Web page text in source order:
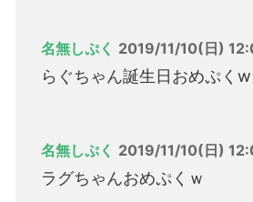
名無しぷく 2019/11/10(日)
らぐちゃん誕生日おめぷくw
名無しぷく 2019/11/10(日)
ラグちゃんおめぷくｗ